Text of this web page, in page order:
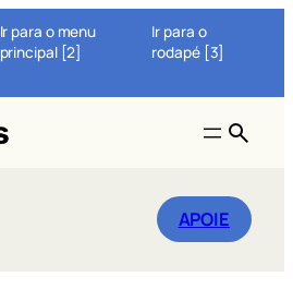
Ir para o menu
principal [2]
Ir para o
rodapé [3]
APOIE